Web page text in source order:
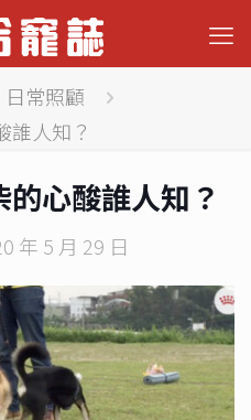
日常照顧
誰人知？
心酸誰人知？
年 5 月 29 日